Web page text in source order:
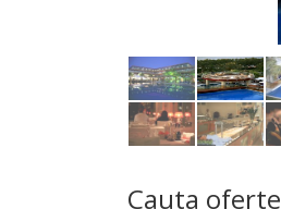
Cauta oferte